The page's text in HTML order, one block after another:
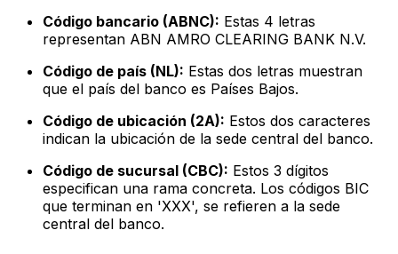
Código bancario (ABNC): Estas 4 letras
representan ABN AMRO CLEARING BANK N.V.
Código de país (NL): Estas dos letras muestran
que el país del banco es Países Bajos.
Código de ubicación (2A): Estos dos caracteres
indican la ubicación de la sede central del banco.
Código de sucursal (CBC): Estos 3 dígitos
especifican una rama concreta. Los códigos BIC
que terminan en 'XXX', se refieren a la sede
central del banco.